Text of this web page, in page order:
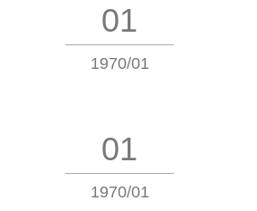
01
1970/01
01
1970/01